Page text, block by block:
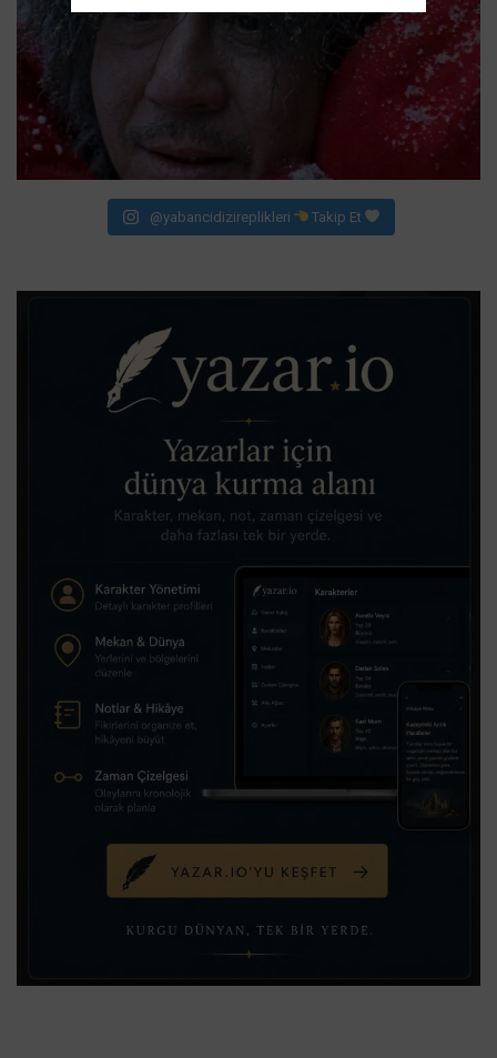
@yabancidizireplikleri Takip Et